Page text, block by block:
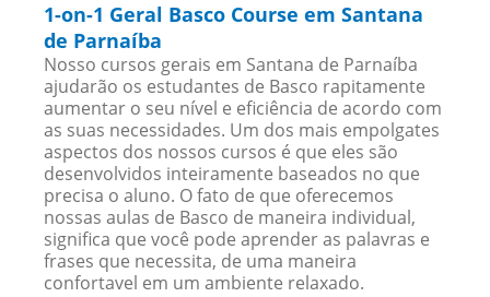
1-on-1 Geral Basco Course em Santana
de Parnaíba
Nosso cursos gerais em Santana de Parnaíba
ajudarão os estudantes de Basco rapitamente
aumentar o seu nível e eficiência de acordo com
as suas necessidades. Um dos mais empolgates
aspectos dos nossos cursos é que eles são
desenvolvidos inteiramente baseados no que
precisa o aluno. O fato de que oferecemos
nossas aulas de Basco de maneira individual,
significa que você pode aprender as palavras e
frases que necessita, de uma maneira
confortavel em um ambiente relaxado.